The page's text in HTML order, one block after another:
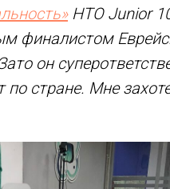
НТО Junior
финалистом
он
по стране. Мне